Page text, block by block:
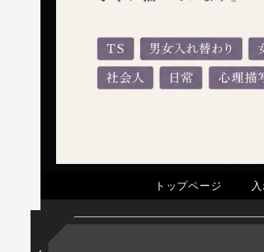
トップページ